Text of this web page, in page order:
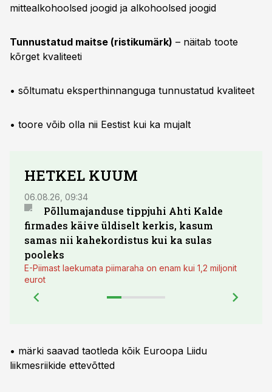
mittealkohoolsed joogid ja alkohoolsed joogid
Tunnustatud maitse (ristikumärk) – näitab toote
kõrget kvaliteeti
• sõltumatu eksperthinnanguga tunnustatud kvaliteet
• toore võib olla nii Eestist kui ka mujalt
HETKEL KUUM
06.08.26, 09:34
Põllumajanduse tippjuhi Ahti Kalde
firmades käive üldiselt kerkis, kasum
samas nii kahekordistus kui ka sulas
pooleks
E-Piimast laekumata piimaraha on enam kui 1,2 miljonit
eurot
• märki saavad taotleda kõik Euroopa Liidu
liikmesriikide ettevõtted